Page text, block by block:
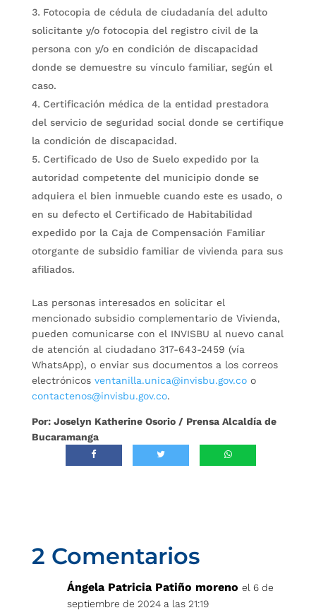
Fotocopia de cédula de ciudadanía del adulto
solicitante y/o fotocopia del registro civil de la
persona con y/o en condición de discapacidad
donde se demuestre su vínculo familiar, según el
caso.
Certificación médica de la entidad prestadora
del servicio de seguridad social donde se certifique
la condición de discapacidad.
Certificado de Uso de Suelo expedido por la
autoridad competente del municipio donde se
adquiera el bien inmueble cuando este es usado, o
en su defecto el Certificado de Habitabilidad
expedido por la Caja de Compensación Familiar
otorgante de subsidio familiar de vivienda para sus
afiliados.
Las personas interesados en solicitar el
mencionado subsidio complementario de Vivienda,
pueden comunicarse con el INVISBU al nuevo canal
de atención al ciudadano 317-643-2459 (vía
WhatsApp), o enviar sus documentos a los correos
electrónicos ventanilla.unica@invisbu.gov.coo
contactenos@invisbu.gov.co.
Por: Joselyn Katherine Osorio / Prensa Alcaldía de
Bucaramanga
2 Comentarios
Ángela Patricia Patiño moreno el 6 de
septiembre de 2024 a las 21:19